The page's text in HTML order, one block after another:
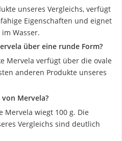
unseres Vergleichs, verfügt
Eigenschaften und eignet
Wasser.
über eine runde Form?
Mervela verfügt über die ovale
anderen Produkte unseres
Mervela?
Mervela wiegt 100 g. Die
Vergleichs sind deutlich